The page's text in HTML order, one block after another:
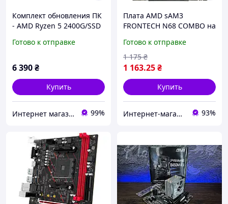
Комплект обновления ПК
- AMD Ryzen 5 2400G/SSD
Готово к отправке
6 390₴
Купить
Интернет магазин Компі 99%
Плата AMD sAM3
FRONTECH N68 COMBO на
Поним 2-4 ЯДЕРН ПРОЦ
X2-X4 до PHENOM II X4
945 am3
Готово к отправке
1 163.25₴
1 175 ₴
Купить
Интернет-магазин " Правильный Выбор " 93%